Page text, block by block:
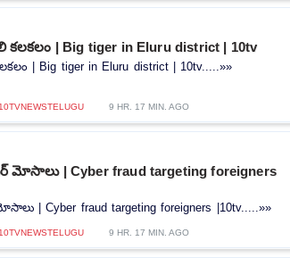
కలకలం | Big tiger in Eluru district | 10tv
| Big tiger in Eluru district | 10tv.....»»
10TVNEWSTELUGU 9 HR. 17 MIN. AGO
మోసాలు | Cyber ​​fraud targeting foreigners
| Cyber ​​fraud targeting foreigners |10tv.....»»
10TVNEWSTELUGU 9 HR. 17 MIN. AGO